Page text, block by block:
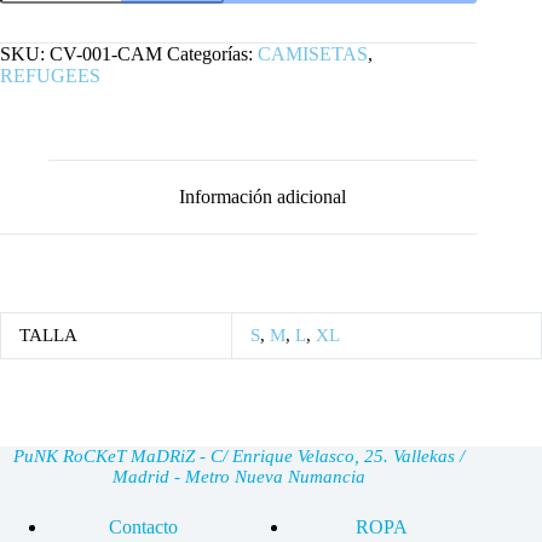
VENENO
cantidad
SKU: CV-001-CAM Categorías: CAMISETAS,
REFUGEES
Información adicional
TALLA S, M, L, XL
PuNK RoCKeT MaDRiZ - C/ Enrique Velasco, 25. Vallekas /
Madrid - Metro Nueva Numancia
Contacto
ROPA